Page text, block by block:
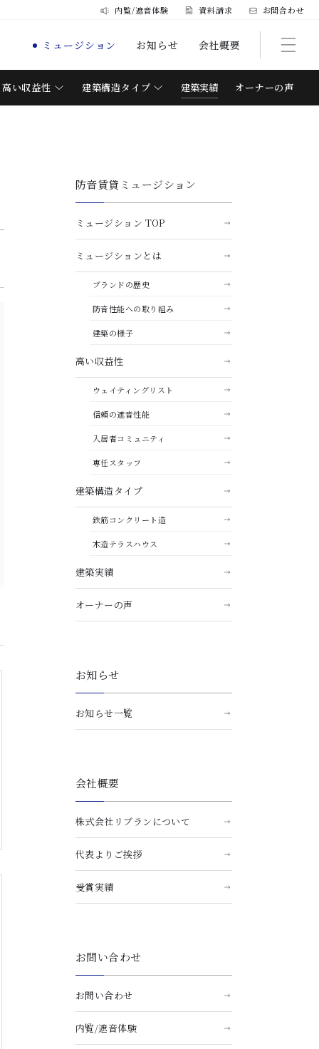
内覧/遮音体験 資料請求 お問合わせ
ミュージション お知らせ 会社概要
高い収益性 建築構造タイプ 建築実績 オーナーの声
防音賃貸ミュージション
ミュージション TOP
ミュージションとは
ブランドの歴史
防音性能への取り組み
建築の様子
高い収益性
ウェイティングリスト
信頼の遮音性能
入居者コミュニティ
専任スタッフ
建築構造タイプ
鉄筋コンクリート造
木造テラスハウス
建築実績
オーナーの声
お知らせ
お知らせ一覧
会社概要
株式会社リブランについて
代表よりご挨拶
受賞実績
お問い合わせ
お問い合わせ
内覧/遮音体験